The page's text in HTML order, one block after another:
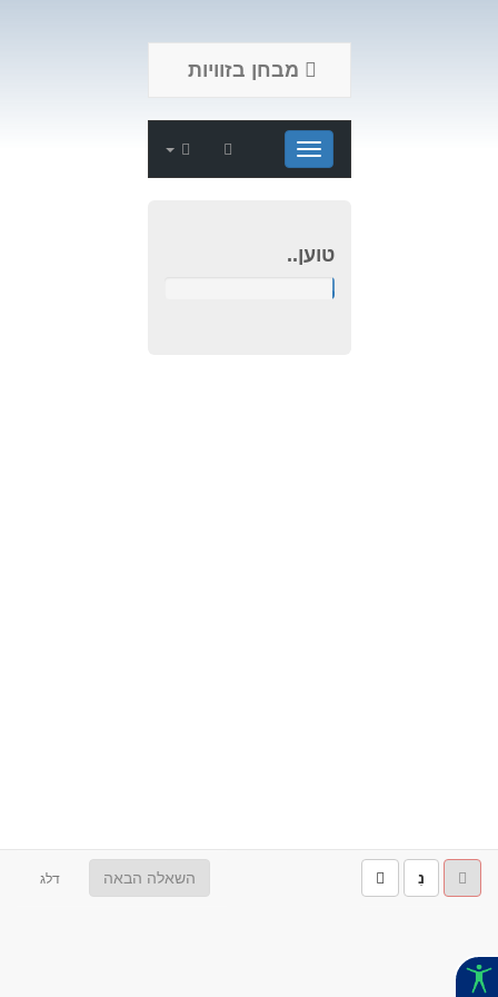
מבחן בזוויות
Show Subjects הגדרות
טוען..
טוען..
השאלה הבאה דלג נִ